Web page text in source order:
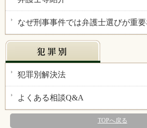
なぜ刑事事件では弁護士選びが重
犯罪別解決法
よくある相談Q&A
TOPへ戻る